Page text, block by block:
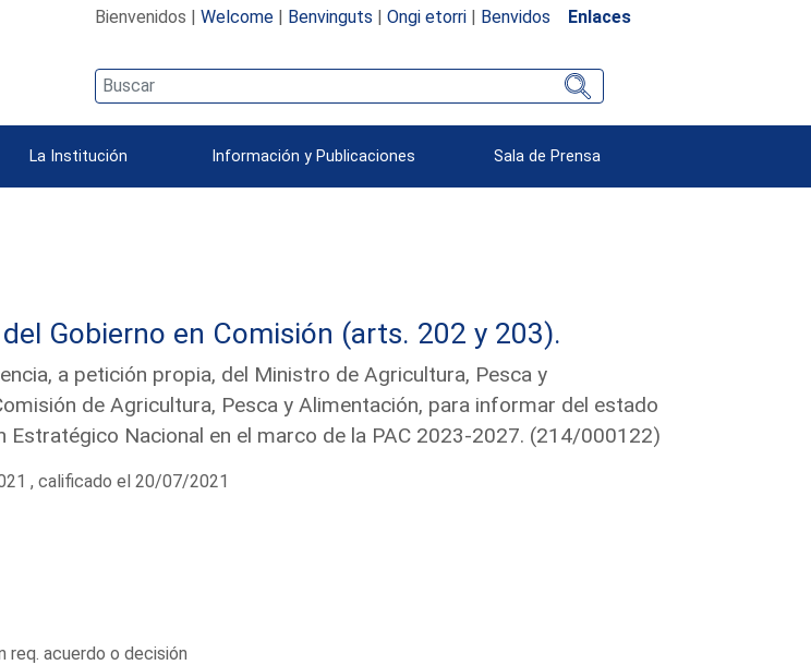
Bienvenidos | Welcome| Benvinguts | Ongi etorri| Benvidos Enlaces
La Institución Información y Publicaciones Sala de Prensa
Gobierno en Comisión (arts. 202 y 203).
a petición propia, del Ministro de Agricultura, Pesca y
de Agricultura, Pesca y Alimentación, para informar del estado
Estratégico Nacional en el marco de la PAC 2023-2027. (214/000122)
, calificado el 20/07/2021
req. acuerdo o decisión